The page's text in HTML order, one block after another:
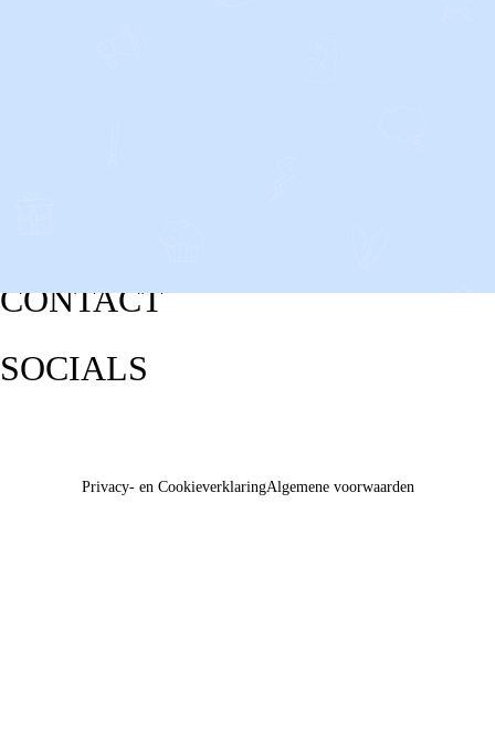
CONTACT
SOCIALS
Privacy- en CookieverklaringAlgemene voorwaarden